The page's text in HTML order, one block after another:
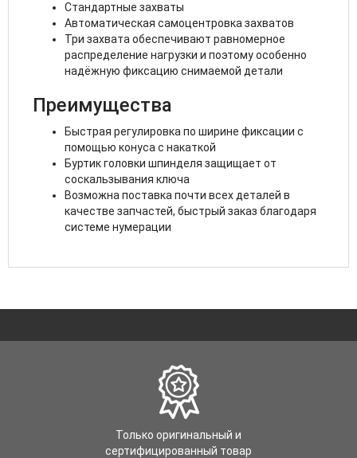
Стандартные захваты
Автоматическая самоцентровка захватов
Три захвата обеспечивают равномерное
распределение нагрузки и поэтому особенно
надёжную фиксацию снимаемой детали
Преимущества
Быстрая регулировка по ширине фиксации с
помощью конуса с накаткой
Буртик головки шпинделя защищает от
соскальзывания ключа
Возможна поставка почти всех деталей в
качестве запчастей, быстрый заказ благодаря
системе нумерации
Только оригинальный и
сертифицированный товар